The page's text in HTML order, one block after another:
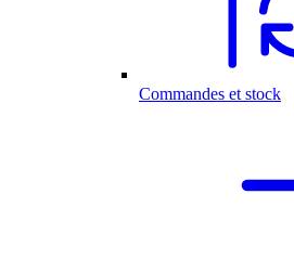
Commandes et stock